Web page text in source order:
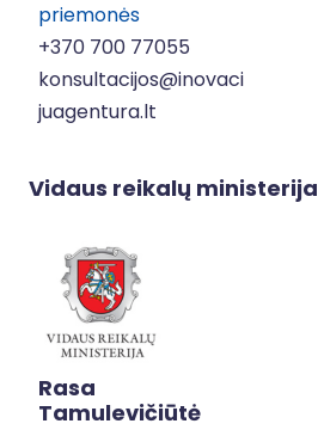
priemonės
+370 700 77055
konsultacijos@inovaci
juagentura.lt
Vidaus reikalų ministerija
Rasa
Tamulevičiūtė